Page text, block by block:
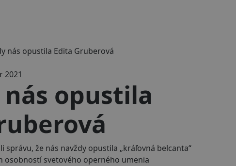
nás opustila Edita Gruberová
2021
nás opustila
správu, že nás navždy opustila „kráľovná belcanta“
osobností svetového operného umenia